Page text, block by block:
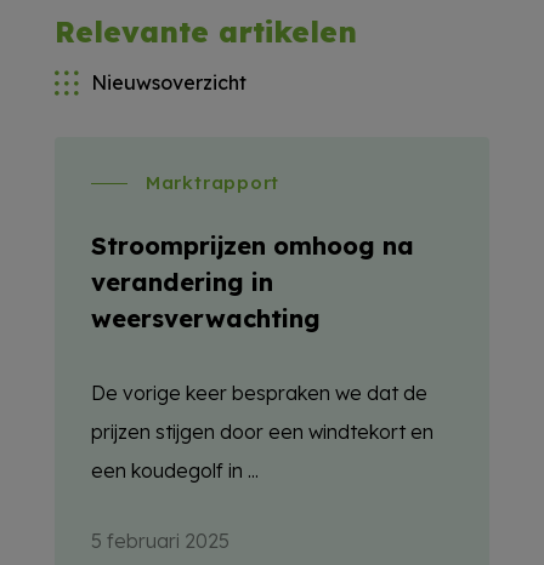
Relevante artikelen
Nieuwsoverzicht
Marktrapport
Stroomprijzen omhoog na
verandering in
weersverwachting
De vorige keer bespraken we dat de
prijzen stijgen door een windtekort en
een koudegolf in ...
5 februari 2025